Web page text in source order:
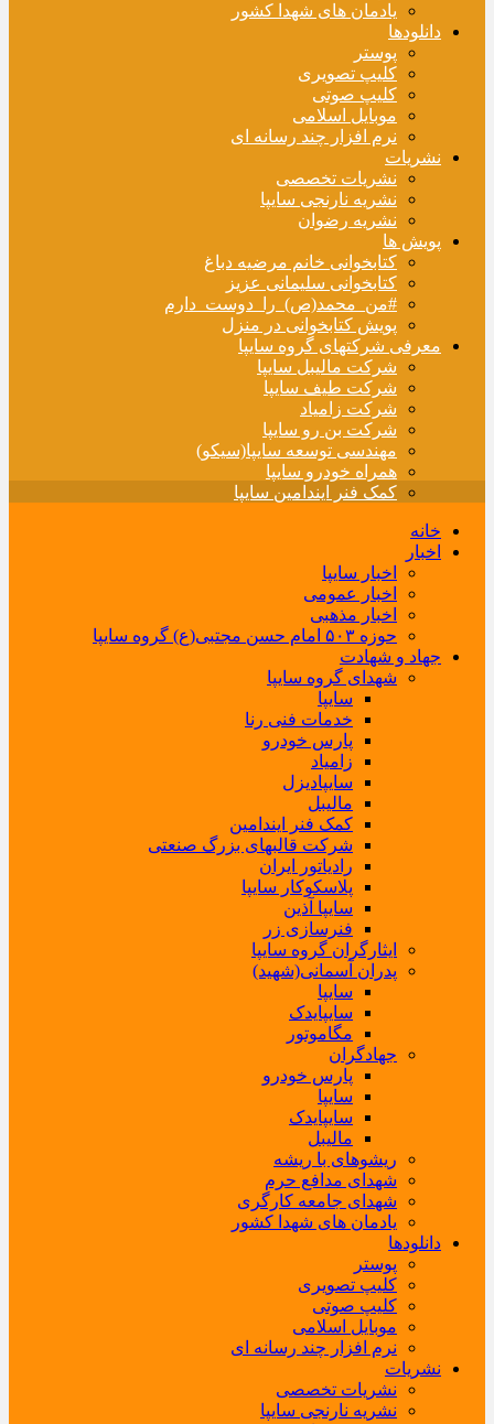
یادمان های شهدا کشور
دانلودها
پوستر
کلیپ تصویری
کلیپ صوتی
موبایل اسلامی
نرم افزار چند رسانه ای
نشریات
نشریات تخصصی
نشریه نارنجی سایپا
نشریه رضوان
پویش ها
کتابخوانی خانم مرضیه دباغ
کتابخوانی سلیمانی عزیز
#من_محمد(ص)_را_دوست_دارم
پویش کتابخوانی در منزل
معرفی شرکتهای گروه سایپا
شرکت مالیبل سایپا
شرکت طیف سایپا
شرکت زامیاد
شرکت بن رو سایپا
مهندسی توسعه سایپا(سیکو)
همراه خودرو سایپا
کمک فنر ایندامین سایپا
خانه
اخبار
اخبار سایپا
اخبار عمومی
اخبار مذهبی
حوزه ۵۰۳ امام حسن مجتبی(ع) گروه سایپا
جهاد و شهادت
شهدای گروه سایپا
سایپا
خدمات فنی رنا
پارس خودرو
زامیاد
سایپادیزل
مالیبل
کمک فنر ایندامین
شرکت قالبهای بزرگ صنعتی
رادیاتور ایران
پلاسکوکار سایپا
سایپا آذین
فنرسازی زر
ایثارگران گروه سایپا
پدران آسمانی(شهید)
سایپا
سایپایدک
مگاموتور
جهادگران
پارس خودرو
سایپا
سایپایدک
مالیبل
ریشوهای با ریشه
شهدای مدافع حرم
شهدای جامعه کارگری
یادمان های شهدا کشور
دانلودها
پوستر
کلیپ تصویری
کلیپ صوتی
موبایل اسلامی
نرم افزار چند رسانه ای
نشریات
نشریات تخصصی
نشریه نارنجی سایپا